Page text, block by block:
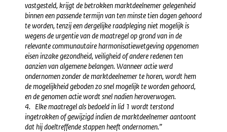
vastgesteld, krijgt de betrokken marktdeelnemer gelegenheid
binnen een passende termijn van ten minste tien dagen gehoord
te worden, tenzij een dergelijke raadpleging niet mogelijk is
wegens de urgentie van de maatregel op grond van in de
relevante communautaire harmonisatiewetgeving opgenomen
eisen inzake gezondheid, veiligheid of andere redenen ten
aanzien van algemene belangen. Wanneer actie werd
ondernomen zonder de marktdeelnemer te horen, wordt hem
de mogelijkheid geboden zo snel mogelijk te worden gehoord,
en de genomen actie wordt snel nadien heroverwogen.
4. Elke maatregel als bedoeld in lid 1 wordt terstond
ingetrokken of gewijzigd indien de marktdeelnemer aantoont
dat hij doeltreffende stappen heeft ondernomen.”